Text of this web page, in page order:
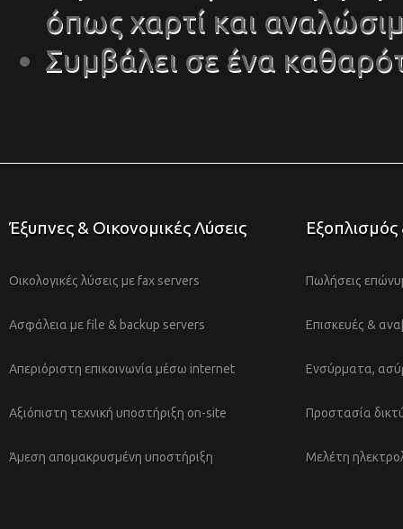
όπως χαρτί και
Συμβάλει σε ένα
Έξυπνες & Οικονομικές Λύσεις
Οικολογικές λύσεις με fax servers
Ασφάλεια με file & backup servers
Απεριόριστη επικοινωνία μέσω internet
Αξιόπιστη τεχνική υποστήριξη on-site
Άμεση απομακρυσμένη υποστήριξη
Πωλήσεις
Επισκευές &
Ενσύρματα,
Προστασία
Μελέτη